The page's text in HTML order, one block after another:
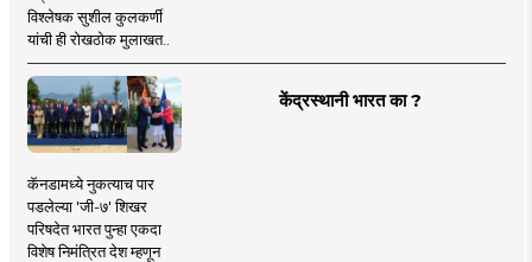
विश्लेषक सुशील कुलकर्णी
यांची ही रोखठोक मुलाखत..
केंद्रस्थानी भारत का ?
कॅनडामध्ये नुकत्याच पार
पडलेल्या 'जी-७' शिखर
परिषदेत भारत पुन्हा एकदा
विशेष निमंत्रित देश म्हणून